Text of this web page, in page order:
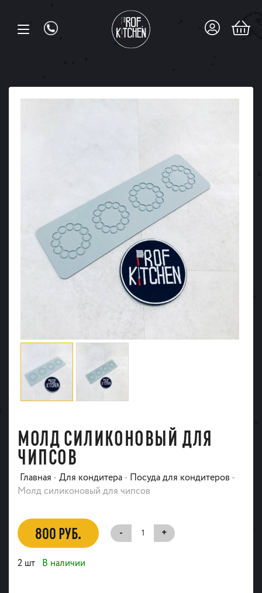
МОЛД СИЛИКОНОВЫЙ ДЛЯ
ЧИПСОВ
Главная - Для кондитера- Посуда для кондитеров -
Молд силиконовый для чипсов
800 РУБ. - +
2 шт В наличии